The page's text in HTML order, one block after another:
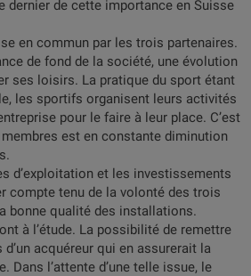
dernier de cette importance en Suisse
en commun par les trois partenaires.
de fond de la société, une évolution
ses loisirs. La pratique du sport étant
les sportifs organisent leurs activités
pour le faire à leur place. C’est
est en constante diminution
d’exploitation et les investissements
compte tenu de la volonté des trois
bonne qualité des installations.
à l’étude. La possibilité de remettre
acquéreur qui en assurerait la
Dans l’attente d’une telle issue, le